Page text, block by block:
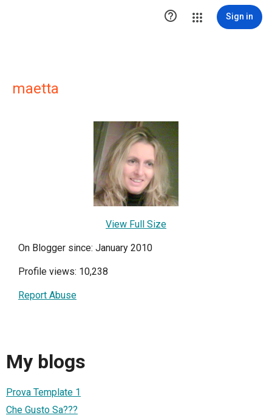
 Sign in
maetta
View Full Size
On Blogger since: January 2010
Profile views: 10,238
Report Abuse
My blogs
Prova Template 1
Che Gusto Sa???